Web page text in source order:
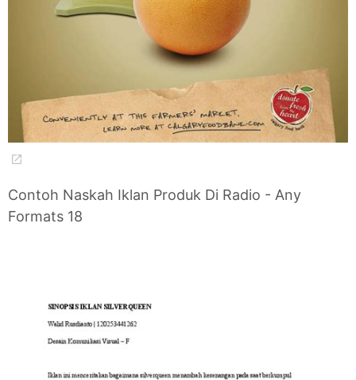
Contoh Naskah Iklan Produk Di Radio - Any
Formats 18